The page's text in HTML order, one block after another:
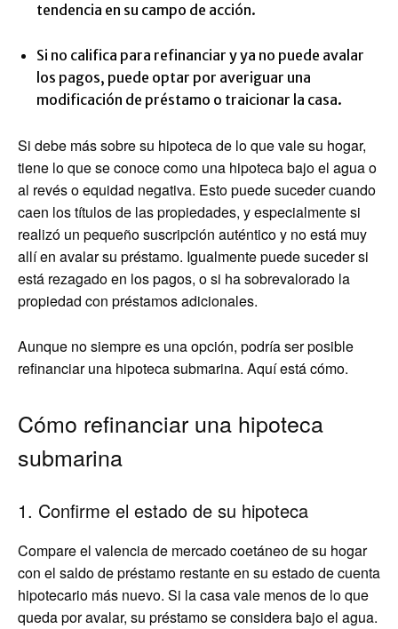
tendencia en su campo de acción.
Si no califica para refinanciar y ya no puede avalar
los pagos, puede optar por averiguar una
modificación de préstamo o traicionar la casa.
Si debe más sobre su hipoteca de lo que vale su hogar,
tiene lo que se conoce como una hipoteca bajo el agua o
al revés o equidad negativa. Esto puede suceder cuando
caen los títulos de las propiedades, y especialmente si
realizó un pequeño suscripción auténtico y no está muy
allí en avalar su préstamo. Igualmente puede suceder si
está rezagado en los pagos, o si ha sobrevalorado la
propiedad con préstamos adicionales.
Aunque no siempre es una opción, podría ser posible
refinanciar una hipoteca submarina. Aquí está cómo.
Cómo refinanciar una hipoteca
submarina
1. Confirme el estado de su hipoteca
Compare el valencia de mercado coetáneo de su hogar
con el saldo de préstamo restante en su estado de cuenta
hipotecario más nuevo. Si la casa vale menos de lo que
queda por avalar, su préstamo se considera bajo el agua.